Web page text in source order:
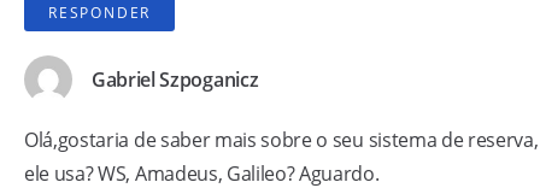
RESPONDER
Gabriel Szpoganicz
Olá,gostaria de saber mais sobre o seu sistema de
ele usa? WS, Amadeus, Galileo? Aguardo.